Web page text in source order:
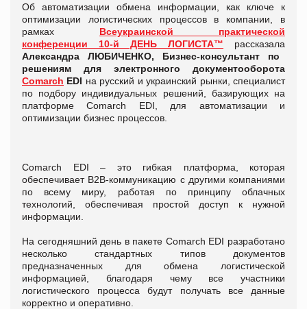
Об автоматизации обмена информации, как ключе к
оптимизации логистических процессов в компании, в
рамках Всеукраинской практической
конференции 10-й ДЕНЬ ЛОГИСТА™
рассказала
Александра ЛЮБИЧЕНКО, Бизнес-консультант по
решениям для электронного документооборота
Comarch EDI на русский и украинский рынки, специалист
по подбору индивидуальных решений, базирующих на
платформе Comarch EDI, для автоматизации и
оптимизации бизнес процессов.
Comarch EDI – это гибкая платформа, которая
обеспечивает В2В-коммуникацию с другими компаниями
по всему миру, работая по принципу облачных
технологий, обеспечивая простой доступ к нужной
информации.
На сегодняшний день в пакете Comarch EDI разработано
несколько стандартных типов документов
предназначенных для обмена логистической
информацией, благодаря чему все участники
логистического процесса будут получать все данные
корректно и оперативно.